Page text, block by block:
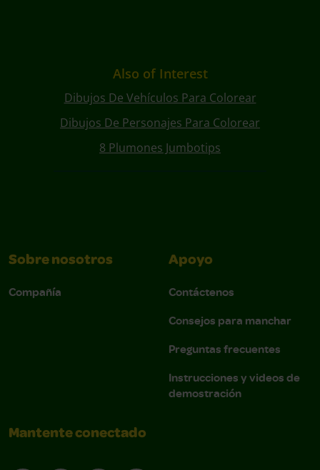
Also of Interest
Dibujos De Vehículos Para Colorear
Dibujos De Personajes Para Colorear
8 Plumones Jumbotips
Sobre nosotros
Compañía
Apoyo
Contáctenos
Consejos para manchar
Preguntas frecuentes
Instrucciones y videos de
demostración
Mantente conectado